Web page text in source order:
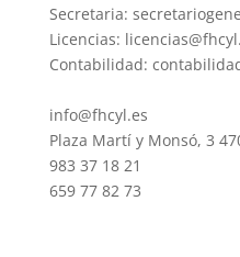
Secretaria:
Licencias:
Contabilidad:
info@fhcyl.es
Plaza Martí y Monsó, 3
983 37 18 21
659 77 82 73